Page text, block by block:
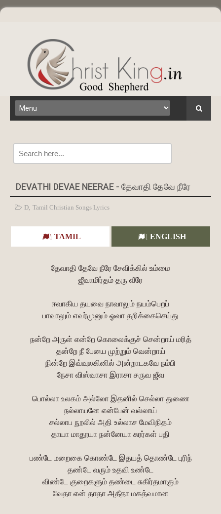
DEVATHI DEVAE NEERAE - தேவாதி தேவே நீரே
D, Tamil Christian Songs Lyrics
TAMIL ENGLISH
தேவாதி தேவே நீரே சேவிக்கில் உம்மை
ஜீவாமிர்தம் தரு வீரே
ஈவாகிய தயவை நாவாலும் நயம்பெறப்
பாவாலும் எவர்முனும் ஓவா தறிக்கைசெய்து
நன்றே அருள் என்றே கொலைக்குச் சென்றாய் மரித்
தன்றே நீ பேயை முற்றும் வென்றாய்
நின்றே இவ்வுலகினில் அன்றாடகவே நம்பி
நேசா விஸ்வாசா இராசா சருவ ஜீவ
பொல்லா உலகம் அல்லோ இதனில் செல்லா துணை
நல்லாயனே என்பேன் வல்லாய்
சல்லாப நூலில் அதி உல்லாச மேவிநிதம்
தாயா மாதூயா நன்னேயா சுரர்கள் பதி
பண்டே மறைகை கொண்டே இதயத் தொண்டே புரிந்
தண்டே வரும் உதவி உண்டே
விண்டே குறைகளும் தண்டை சுகிர்தமாகும்
வேதா என் தாதா அதீதா மகத்வமான